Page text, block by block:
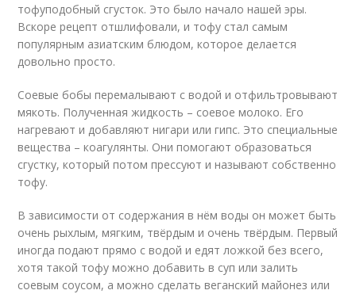
тофуподобный сгусток. Это было начало нашей эры.
Вскоре рецепт отшлифовали, и тофу стал самым
популярным азиатским блюдом, которое делается
довольно просто.
Соевые бобы перемалывают с водой и отфильтровывают
мякоть. Полученная жидкость – соевое молоко. Его
нагревают и добавляют нигари или гипс. Это специальные
вещества – коагулянты. Они помогают образоваться
сгустку, который потом прессуют и называют собственно
тофу.
В зависимости от содержания в нём воды он может быть
очень рыхлым, мягким, твёрдым и очень твёрдым. Первый
иногда подают прямо с водой и едят ложкой без всего,
хотя такой тофу можно добавить в суп или залить
соевым соусом, а можно сделать веганский майонез или